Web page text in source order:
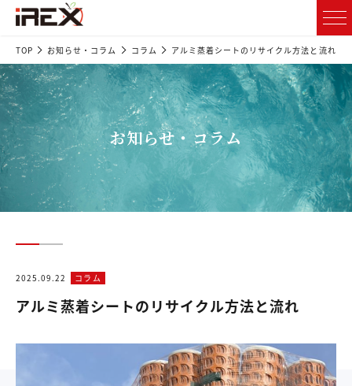
TOP お知らせ・コラム コラム アルミ蒸着シートのリサイクル方法と流れ
お知らせ・コラム
2025.09.22 コラム
アルミ蒸着シートのリサイクル方法と流れ